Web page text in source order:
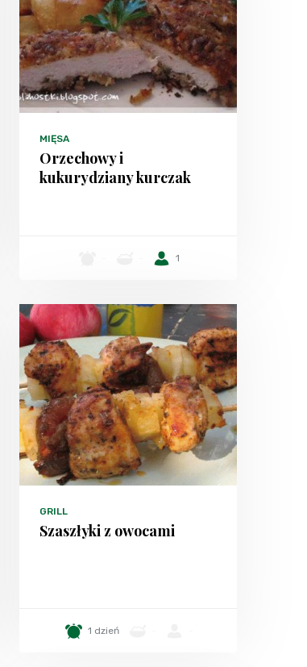
MIĘSA
Orzechowy i
kukurydziany kurczak
1
GRILL
Szaszłyki z owocami
1 dzień